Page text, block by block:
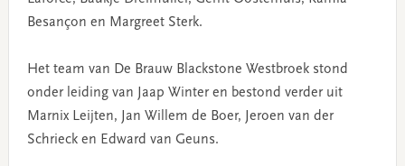
Besançon en Margreet Sterk.
Het team van De Brauw Blackstone Westbroek stond
onder leiding van Jaap Winter en bestond verder uit
Marnix Leijten, Jan Willem de Boer, Jeroen van der
Schrieck en Edward van Geuns.